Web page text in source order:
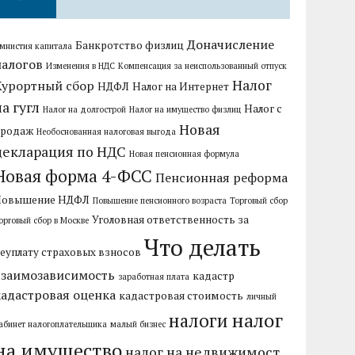
капитала Банкротство физлиц Доначисление
Изменения в НДС Компенсация за неиспользованный отпуск
сбор НДФЛ Налог на Интернет Налог
гугл Налог на долгострой Налог на имущество физлиц Налог с
Необоснованная налоговая выгода Новая
по НДС Новая пенсионная формула
форма 4-ФСС Пенсионная реформа
НДФЛ Повышение пенсионного возраста Торговый сбор
сбор в Москве Уголовная ответственность за
страховых взносов Что делать
заработная плата кадастр
оценка кадастровая стоимость личный
налогоплательщика малый бизнес налоги налог